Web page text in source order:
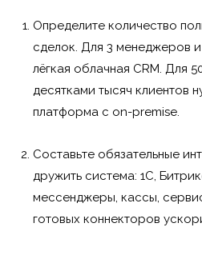
Определите количество
сделок. Для 3 менеджеров
лёгкая облачная CRM. Для
десятками тысяч клиентов
платформа с on-premise.
Составьте обязательные
дружить система: 1С,
мессенджеры, кассы,
готовых коннекторов